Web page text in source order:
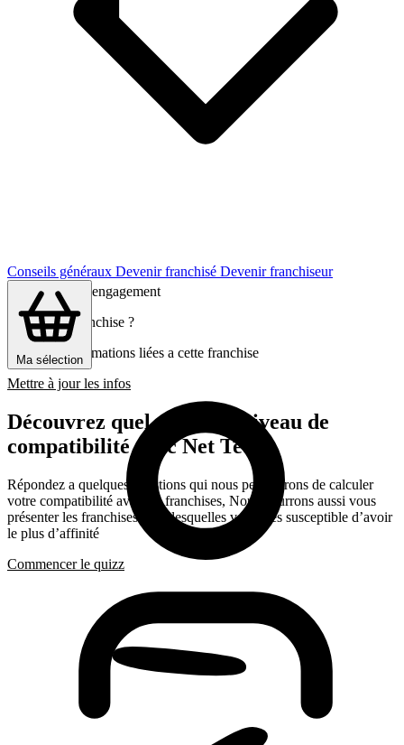
Conseils généraux Devenir franchisé Devenir franchiseur
Ma sélection
Gratuit et sans engagement
C’est votre franchise ?
Gérez les informations liées a cette franchise
Mettre à jour les infos
Découvrez quel est votre niveau de
compatibilité avec Net Tech
Répondez a quelques questions qui nous permettrons de calculer
votre compatibilité avec les franchises, Nous pourrons aussi vous
présenter les franchises avec lesquelles vous êtes susceptible d’avoir
le plus d’affinité
Commencer le quizz